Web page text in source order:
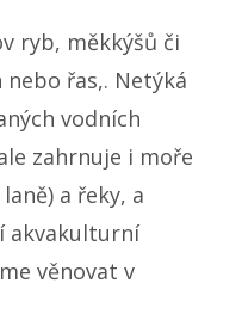
ryb, měkkýšů či
řas,. Netýká
vodních
zahrnuje i moře
a řeky, a
akvakulturní
věnovat v